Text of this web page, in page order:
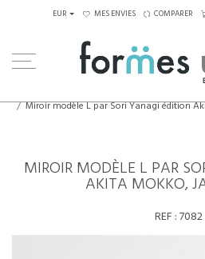
EUR MES ENVIES COMPARER
Miroir modèle L par Sori Yanagi édition
MIROIR MODÈLE L PAR
AKITA MOKKO,
REF :7082